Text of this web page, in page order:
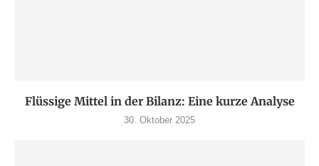
Flüssige Mittel in der Bilanz: Eine kurze Analyse
30. Oktober 2025